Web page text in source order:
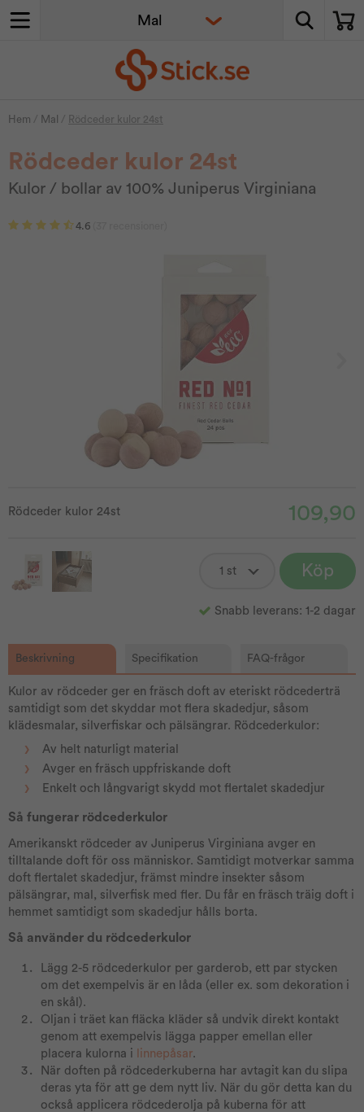
Hem / Mal / Rödceder kulor 24st
Rödceder kulor 24st
Kulor / bollar av 100% Juniperus Virginiana
4.6
Rödceder kulor 24st 109,90
Köp
Snabb leverans: 1-2 dagar
Beskrivning Specifikation FAQ-frågor
Kulor av rödceder ger en fräsch doft av eteriskt rödcederträ
samtidigt som det skyddar mot flera skadedjur, såsom
klädesmalar, silverfiskar och pälsängrar. Rödcederkulor:
Av helt naturligt material
Avger en fräsch uppfriskande doft
Enkelt och långvarigt skydd mot flertalet skadedjur
Så fungerar rödcederkulor
Amerikanskt rödceder av Juniperus Virginiana avger en
tilltalande doft för oss människor. Samtidigt motverkar samma
doft flertalet skadedjur, främst mindre insekter såsom
pälsängrar, mal, silverfisk med fler. Du får en fräsch träig doft i
hemmet samtidigt som skadedjur hålls borta.
Så använder du rödcederkulor
Lägg 2-5 rödcederkulor per garderob, ett par stycken
om det exempelvis är en låda (eller ex. som dekoration i
en skål).
Oljan i träet kan fläcka kläder så undvik direkt kontakt
genom att exempelvis lägga papper emellan eller
placera kulorna i
linnepåsar.
När doften på rödcederkuberna har avtagit kan du slipa
deras yta för att ge dem nytt liv. När du gör detta kan du
också applicera rödcederolja på kuberna för att